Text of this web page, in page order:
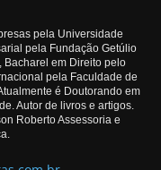
pela Universidade
pela Fundação Getúlio
Bacharel em Direito pelo
pela Faculdade de
é Doutorando em
Autor de livros e artigos.
Roberto Assessoria e